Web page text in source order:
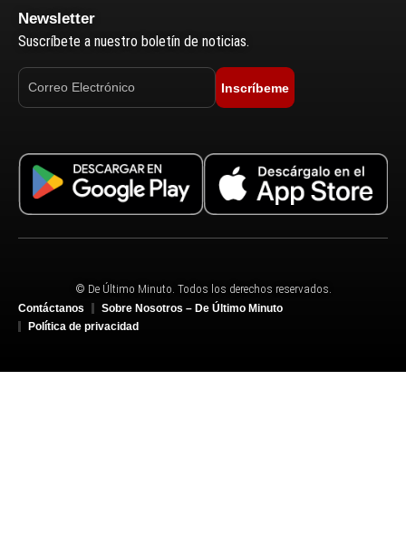
Newsletter
Suscríbete a nuestro boletín de noticias.
Inscríbeme
© De Último Minuto. Todos los derechos reservados.
Contáctanos
Sobre Nosotros – De Último Minuto
Política de privacidad